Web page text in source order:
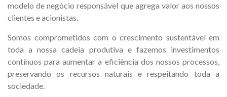
modelo de negócio responsável que agrega valor aos nossos
clientes e acionistas.
Somos comprometidos com o crescimento sustentável em
toda a nossa cadeia produtiva e fazemos investimentos
contínuos para aumentar a eficiência dos nossos processos,
preservando os recursos naturais e respeitando toda a
sociedade.